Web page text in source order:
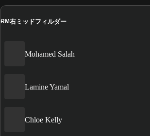
RM右ミッドフィルダー
Mohamed Salah
Lamine Yamal
Chloe Kelly